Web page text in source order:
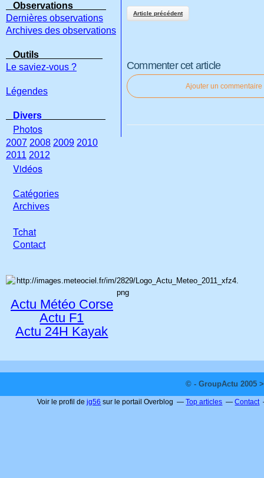
Article précédent
Commenter cet article
Ajouter un commentaire
Observations
Dernières observations
Archives des observations
Outils
Le saviez-vous ?
Légendes
Divers
Photos
2007 2008 2009 2010
2011 2012
Vidéos
Catégories
Archives
Tchat
Contact
Actu Météo Corse
Actu F1
Actu 24H Kayak
© - GroupActu 2005
Voir le profil dejg56 sur le portail Overblog Top articles Contact